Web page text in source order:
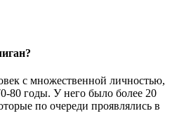
с множественной личностью,
годы. У него было более 20
по очереди проявлялись в